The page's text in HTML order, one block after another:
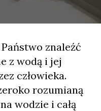
znaleźć
z wodą i jej
człowieka.
rozumianą
wodzie i całą